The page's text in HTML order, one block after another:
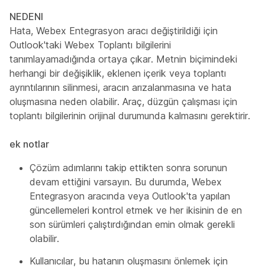
NEDENI
Hata, Webex Entegrasyon aracı değiştirildiği için
Outlook'taki Webex Toplantı bilgilerini
tanımlayamadığında ortaya çıkar. Metnin biçimindeki
herhangi bir değişiklik, eklenen içerik veya toplantı
ayrıntılarının silinmesi, aracın arızalanmasına ve hata
oluşmasına neden olabilir. Araç, düzgün çalışması için
toplantı bilgilerinin orijinal durumunda kalmasını gerektirir.
ek notlar
Çözüm adımlarını takip ettikten sonra sorunun
devam ettiğini varsayın. Bu durumda, Webex
Entegrasyon aracında veya Outlook'ta yapılan
güncellemeleri kontrol etmek ve her ikisinin de en
son sürümleri çalıştırdığından emin olmak gerekli
olabilir.
Kullanıcılar, bu hatanın oluşmasını önlemek için